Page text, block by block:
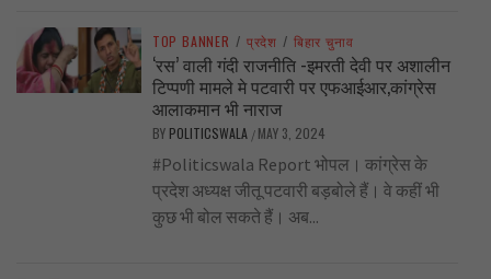
TOP BANNER / प्रदेश / बिहार चुनाव
‘रस’ वाली गंदी राजनीति -इमरती देवी पर अशालीन
टिप्पणी मामले मे पटवारी पर एफआईआर,कांग्रेस
आलाकमान भी नाराज
BY POLITICSWALA / MAY 3, 2024
#Politicswala Report भोपल। कांग्रेस के
प्रदेश अध्यक्ष जीतू पटवारी बड़बोले हैं। वे कहीं भी
कुछ भी बोल सकते हैं। अब...